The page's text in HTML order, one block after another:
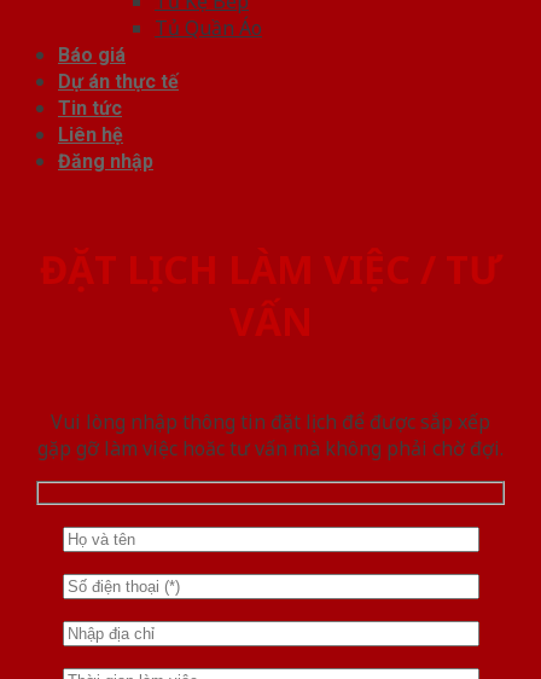
Tủ Quần Áo
Báo giá
Dự án thực tế
Tin tức
Liên hệ
Đăng nhập
ĐẶT LỊCH LÀM VIỆC / TƯ
VẤN
Vui lòng nhập thông tin đặt lịch để được sắp xếp
gặp gỡ làm việc hoăc tư vấn mà không phải chờ đợi.